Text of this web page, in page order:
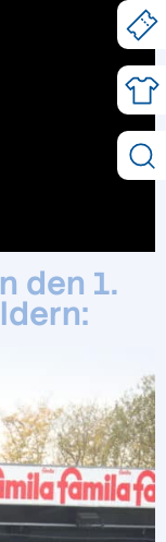
den 1.